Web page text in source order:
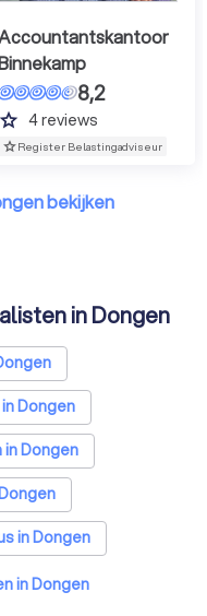
8,2
grade 4reviews
Register Belastingadviseur
bekijken
in Dongen
Dongen
Dongen
in Dongen
in Dongen